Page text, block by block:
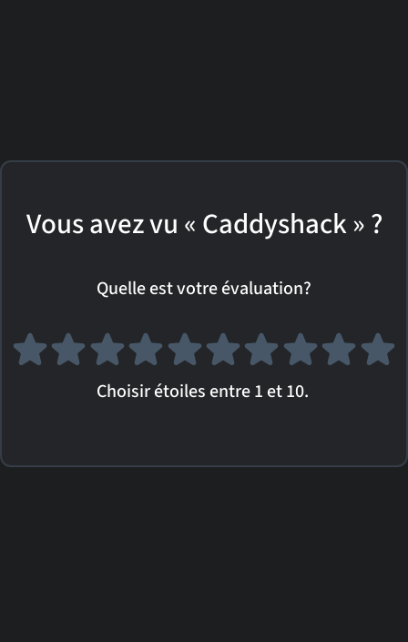
Vous avez vu « Caddyshack » ?
Quelle est votre évaluation?
Choisir étoiles entre 1 et 10.